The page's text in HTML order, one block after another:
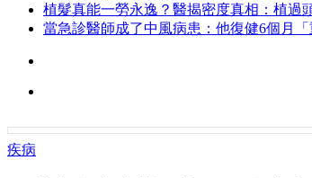
植髮真能一勞永逸？醫揭密度真相：植過
當急診醫師成了中風病患：他復健6個月
疾病